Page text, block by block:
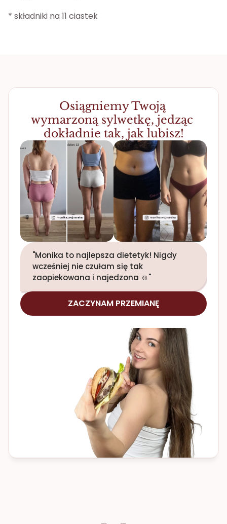
* składniki na 11 ciastek
Osiągniemy Twoją
wymarzoną sylwetkę, jedząc
dokładnie tak, jak lubisz!
"Monika to najlepsza dietetyk! Nigdy
wcześniej nie czułam się tak
zaopiekowana i najedzona ☺️"
ZACZYNAM PRZEMIANĘ